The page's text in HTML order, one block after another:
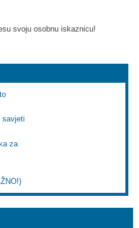
svoju osobnu iskaznicu!
savjeti
za